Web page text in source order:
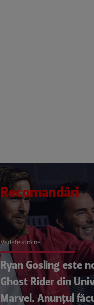
Recomandări
Vedete străine
Ryan Gosling este
Ghost Rider din
Marvel. Anunțul